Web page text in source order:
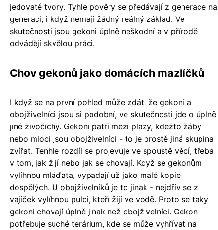
jedovaté tvory. Tyhle pověry se předávají z generace na
generaci, i když nemají žádný reálný základ. Ve
skutečnosti jsou gekoni úplně neškodní a v přírodě
odvádějí skvělou práci.
Chov gekonů jako domácích mazlíčků
I když se na první pohled může zdát, že gekoni a
obojživelníci jsou si podobní, ve skutečnosti jde o úplně
jiné živočichy. Gekoni patří mezi plazy, kdežto žáby
nebo mloci jsou obojživelníci - to je prostě jiná skupina
zvířat. Tenhle rozdíl se projevuje ve spoustě věcí, třeba
v tom, jak žijí nebo jak se chovají. Když se gekonům
vylíhnou mláďata, vypadají už jako malé kopie
dospělých. U obojživelníků je to jinak - nejdřív se z
vajíček vylíhnou pulci, kteří žijí ve vodě. Proto se taky
gekoni chovají úplně jinak než obojživelníci. Gekon
potřebuje suché terárium, kde se může vyhřívat na